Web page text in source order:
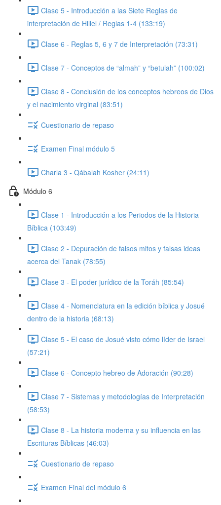
Clase 5 - Introducción a las Siete Reglas de
interpretación de Hillel / Reglas 1-4 (133:19)
Clase 6 - Reglas 5, 6 y 7 de Interpretación (73:31)
Clase 7 - Conceptos de “almah” y “betulah” (100:02)
Clase 8 - Conclusión de los conceptos hebreos de Dios
y el nacimiento virginal (83:51)
Cuestionario de repaso
Examen Final módulo 5
Charla 3 - Qábalah Kosher (24:11)
Módulo 6
Clase 1 - Introducción a los Periodos de la Historia
Bíblica (103:49)
Clase 2 - Depuración de falsos mitos y falsas ideas
acerca del Tanak (78:55)
Clase 3 - El poder jurídico de la Toráh (85:54)
Clase 4 - Nomenclatura en la edición bíblica y Josué
dentro de la historia (68:13)
Clase 5 - El caso de Josué visto cómo líder de Israel
(57:21)
Clase 6 - Concepto hebreo de Adoración (90:28)
Clase 7 - Sistemas y metodologías de Interpretación
(58:53)
Clase 8 - La historia moderna y su influencia en las
Escrituras Bíblicas (46:03)
Cuestionario de repaso
Examen Final del módulo 6